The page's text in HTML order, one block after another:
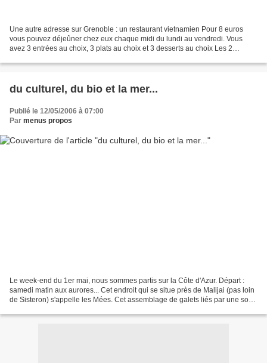
Une autre adresse sur Grenoble : un restaurant vietnamien Pour 8 euros
vous pouvez déjeûner chez eux chaque midi du lundi au vendredi. Vous
avez 3 entrées au choix, 3 plats au choix et 3 desserts au choix Les 2
du culturel, du bio et la mer...
Publié le 12/05/2006 à 07:00
Par menus propos
Le week-end du 1er mai, nous sommes partis sur la Côte d'Azur. Départ :
samedi matin aux aurores... Cet endroit qui se situe près de Malijai (pas loin
de Sisteron) s'appelle les Mées. Cet assemblage de galets liés par une sorte